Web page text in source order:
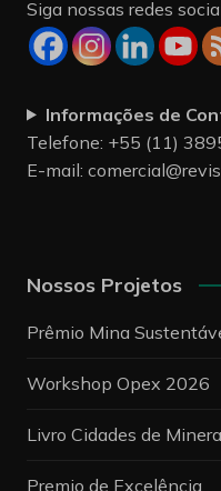
Siga nossas redes
Informações de
Telefone: +55 (11)
E-mail:
Nossos Projetos
Prêmio Mina
Workshop Opex 2026
Livro Cidades de
Premio de Excelência